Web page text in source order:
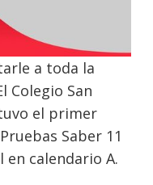
a toda la
Colegio San
el primer
Saber 11
en calendario A.